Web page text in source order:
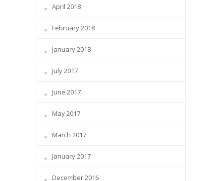
April 2018
February 2018
January 2018
July 2017
June 2017
May 2017
March 2017
January 2017
December 2016